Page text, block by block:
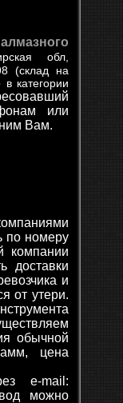
обл,
(склад на
категории
или
Вам.
по номеру
компании
доставки
и
от утери.
обычной
цена
e-mail:
можно